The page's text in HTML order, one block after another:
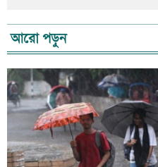
আরো পড়ুন